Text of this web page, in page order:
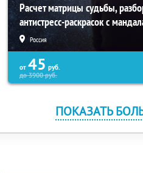
Расчет матрицы судьбы,
антистресс-раскрасок с
Россия
от 45 руб.
до3900руб.
ПОКАЗАТЬ